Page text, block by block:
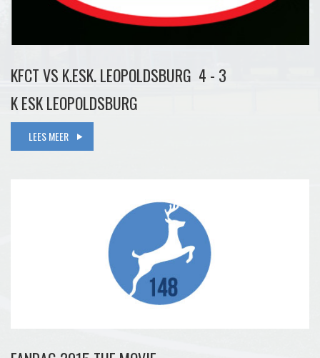
KFCT VS K.ESK. LEOPOLDSBURG 4 - 3
K ESK LEOPOLDSBURG
LEES MEER